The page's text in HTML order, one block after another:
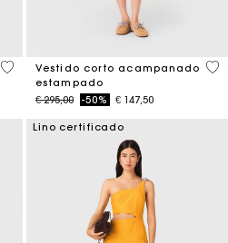
4,2 out of 5 Customer Rating
Vestido corto acampanado
estampado
Price reduced from
€ 295,00to-50% € 147,50
5
Lino certificado